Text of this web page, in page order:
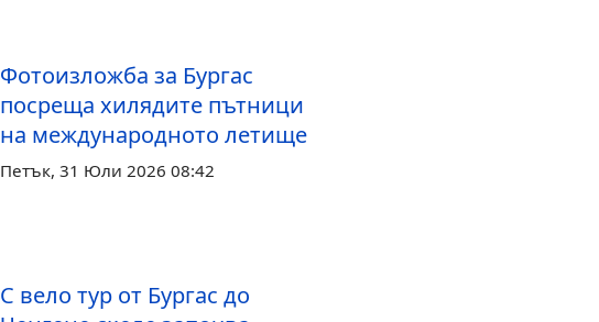
Фотоизложба за Бургас
посреща хилядите пътници
на международното летище
Петък, 31 Юли 2026 08:42
С вело тур от Бургас до